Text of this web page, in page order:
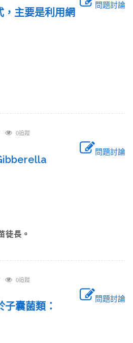
問題討論
，主要是利用網
0追蹤
問題討論
徒長。
0追蹤
問題討論
子囊菌類：